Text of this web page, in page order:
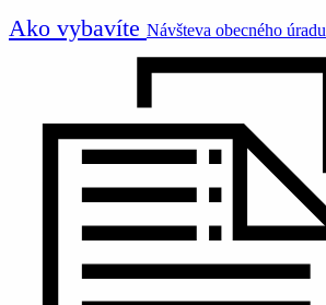
Ako vybavíte Návšteva obecného úradu